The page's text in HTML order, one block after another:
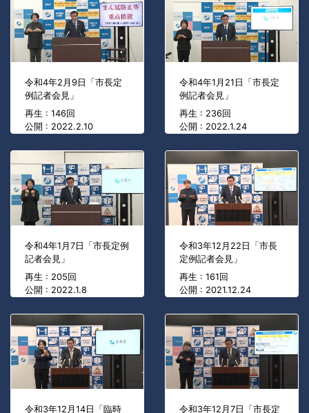
令和4年2月9日「市長定
例記者会見」
再生 : 146回
公開 : 2022.2.10
令和4年1月21日「市長定
例記者会見」
再生 : 236回
公開 : 2022.1.24
令和4年1月7日「市長定例
記者会見」
再生 : 205回
公開 : 2022.1.8
令和3年12月22日「市長
定例記者会見」
再生 : 161回
公開 : 2021.12.24
令和3年12月14日「臨時 令和3年12月7日「市長定